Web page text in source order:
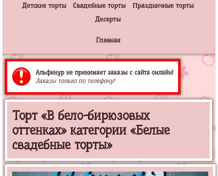
Детские торты Свадебные торты
Праздничные торты
Десерты
Главная
Альфинур не принимает заказы с сайта онлайн!
Заказы только по телефону!
Торт «В бело-бирюзовых
оттенках» категории «Белые
свадебные торты»